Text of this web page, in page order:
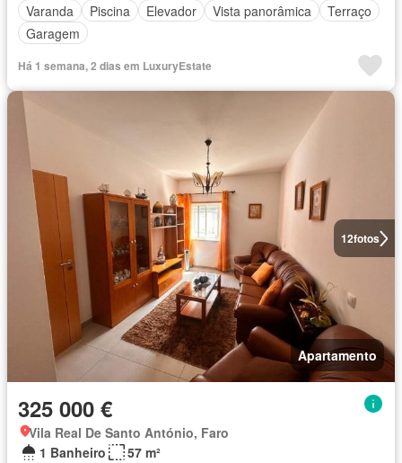
Varanda
Piscina Elevador Vista panorâmica
Terraço
Garagem
Há 1 semana, 2 dias em LuxuryEstate
12fotos
Apartamento
325 000 €
Vila Real De Santo António, Faro
1 Banheiro
57 m²